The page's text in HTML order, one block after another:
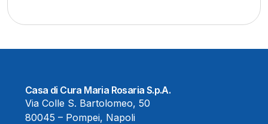
Casa di Cura Maria Rosaria S.p.A.
Via Colle S. Bartolomeo, 50
80045 – Pompei, Napoli